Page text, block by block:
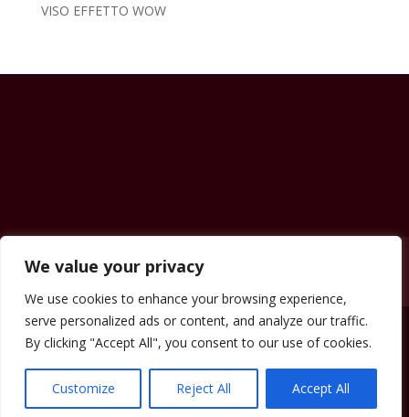
We value your privacy
We use cookies to enhance your browsing experience,
serve personalized ads or content, and analyze our traffic.
By clicking "Accept All", you consent to our use of cookies.
Customize Reject All Accept All
VISO EFFETTO WOW
Contatti News & Eventi
Carrello
Pharmavet Srl - Designed by Il Terzo
Millennio Srl